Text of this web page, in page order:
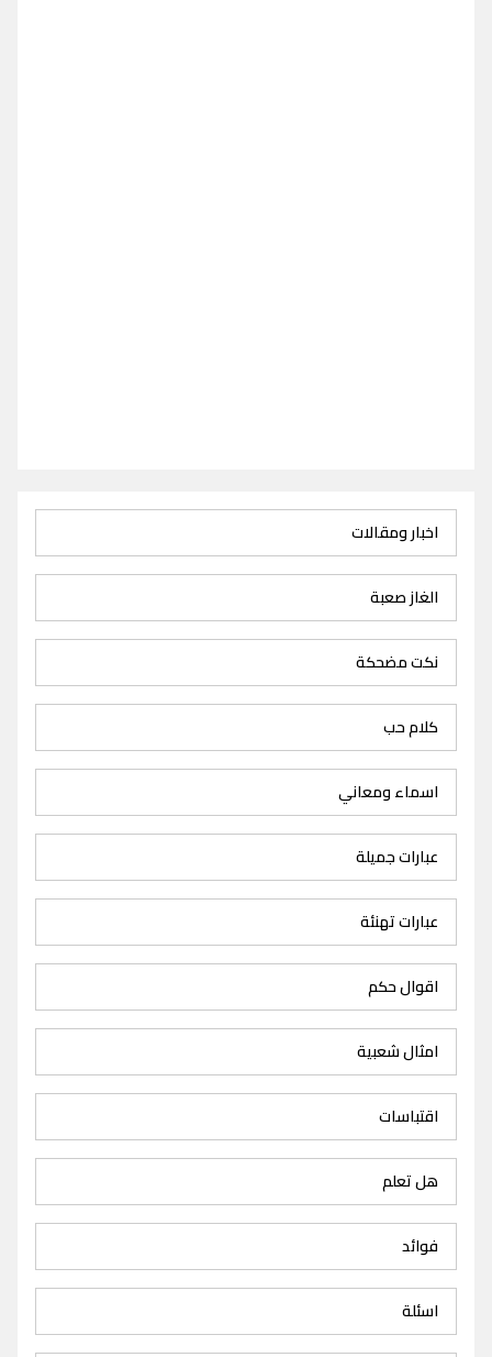
اخبار ومقالات
الغاز صعبة
نكت مضحكة
كلام حب
اسماء ومعاني
عبارات جميلة
عبارات تهنئة
اقوال حكم
امثال شعبية
اقتباسات
هل تعلم
فوائد
اسئلة